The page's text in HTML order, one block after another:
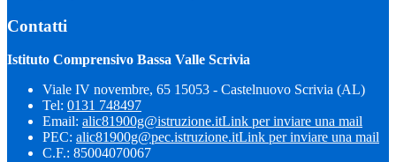
Contatti
Istituto Comprensivo Bassa Valle Scrivia
Viale IV novembre, 65 15053 - Castelnuovo Scrivia (AL)
Tel: 0131 748497
Email: alic81900g@istruzione.itLink per inviare una mail
PEC: alic81900g@pec.istruzione.itLink per inviare una mail
C.F.: 85004070067